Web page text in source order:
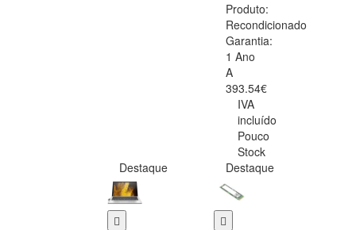
Produto:
Recondicionado
Garantia:
1 Ano
A
393.54€
IVA
incluído
Pouco
Stock
Destaque
Destaque